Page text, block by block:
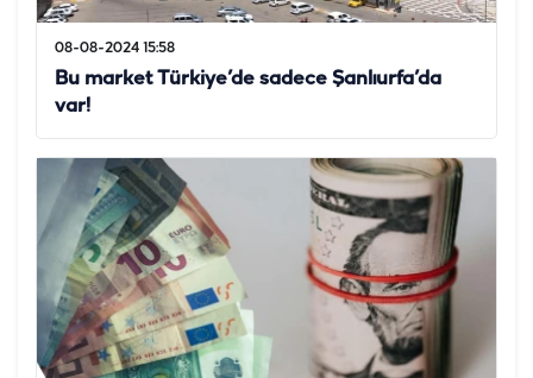
08-08-2024 15:58
Bu market Türkiye’de sadece Şanlıurfa’da
var!